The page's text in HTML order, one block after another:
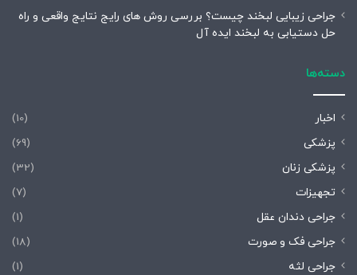
جراحی زیبایی لبخند چیست؟ بررسی روش های رایج نتایج واقعی و راه
حل دستیابی به لبخند ایده آل
دسته‌ها
اخبار
(10)
پزشکی
(69)
پزشکی زنان
(32)
تجهیزات
(7)
جراحی دندان عقل
(1)
جراحی فک و صورت
(18)
جراحی لثه
(1)